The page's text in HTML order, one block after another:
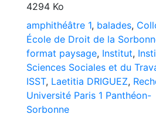
4294 Ko
amphithéâtre 1, balades,
École de Droit de la
format paysage, Institut,
Sciences Sociales et du
ISST, Laetitia DRIGUEZ,
Université Paris 1 Panthéon-
Sorbonne